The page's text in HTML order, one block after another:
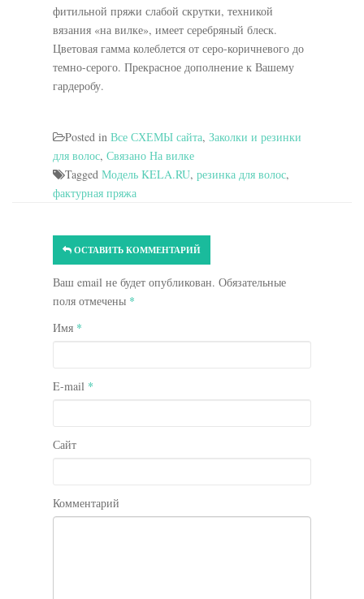
фитильной пряжи слабой скрутки, техникой
вязания «на вилке», имеет серебряный блеск.
Цветовая гамма колеблется от серо-коричневого до
темно-серого. Прекрасное дополнение к Вашему
гардеробу.
Posted in Все СХЕМЫ сайта, Заколки и резинки
для волос, Связано На вилке
Tagged Модель KELA.RU, резинка для волос,
фактурная пряжа
ОСТАВИТЬ КОММЕНТАРИЙ
Ваш email не будет опубликован. Обязательные
поля отмечены *
Имя *
E-mail *
Сайт
Комментарий